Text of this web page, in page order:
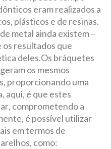
eram realizados a
plásticos e de resinas.
metal ainda existem –
os resultados que
deles.Os bráquetes
os mesmos
proporcionando uma
aqui, é que estes
comprometendo a
é possível utilizar
em termos de
como: